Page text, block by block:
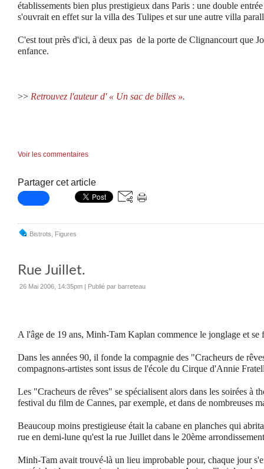
établissements bien plus prestigieux dans Paris : une double
s'ouvrait en effet sur la villa des Tulipes et sur une autre villa
C'est tout près d'ici, à deux pas de la porte de Clignancourt que
enfance.
>> Retrouvez l'auteur d' « Un sac de billes ».
Voir les commentaires
Partager cet article
Bistrots Figures
Rue Juillet.
26 Mai 2006, 14:35pm | Publié par barreteau
A l'âge de 19 ans, Minh-Tam Kaplan commence le jonglage et se
Dans les années 90, il fonde la compagnie des "Cracheurs de
compagnons-artistes sont issus de l'école du Cirque d'Annie
Les "Cracheurs de rêves" se spécialisent alors dans les soirées à
festival du film de Cannes, par exemple, et dans de nombreuses
Beaucoup moins prestigieuse était la cabane en planches qui
rue en demi-lune qu'est la rue Juillet dans le 20ème
Minh-Tam avait trouvé-là un lieu improbable pour, chaque jour